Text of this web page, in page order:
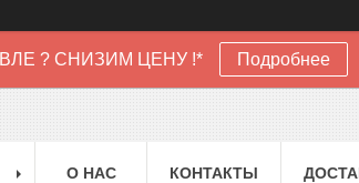
? СНИЗИМ ЦЕНУ !* Подробнее
О НАС КОНТАКТЫ